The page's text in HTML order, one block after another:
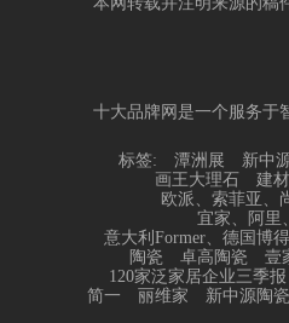
十大品牌网是一个服务于
标签:
潭洲展 新中
画王大理石
建
欧派、索菲亚、
宜家、阿里
意大利Former、德国博
陶瓷
卓高陶瓷 壹
120家泛家居企业三季报
简一
丽维家 新中源陶瓷